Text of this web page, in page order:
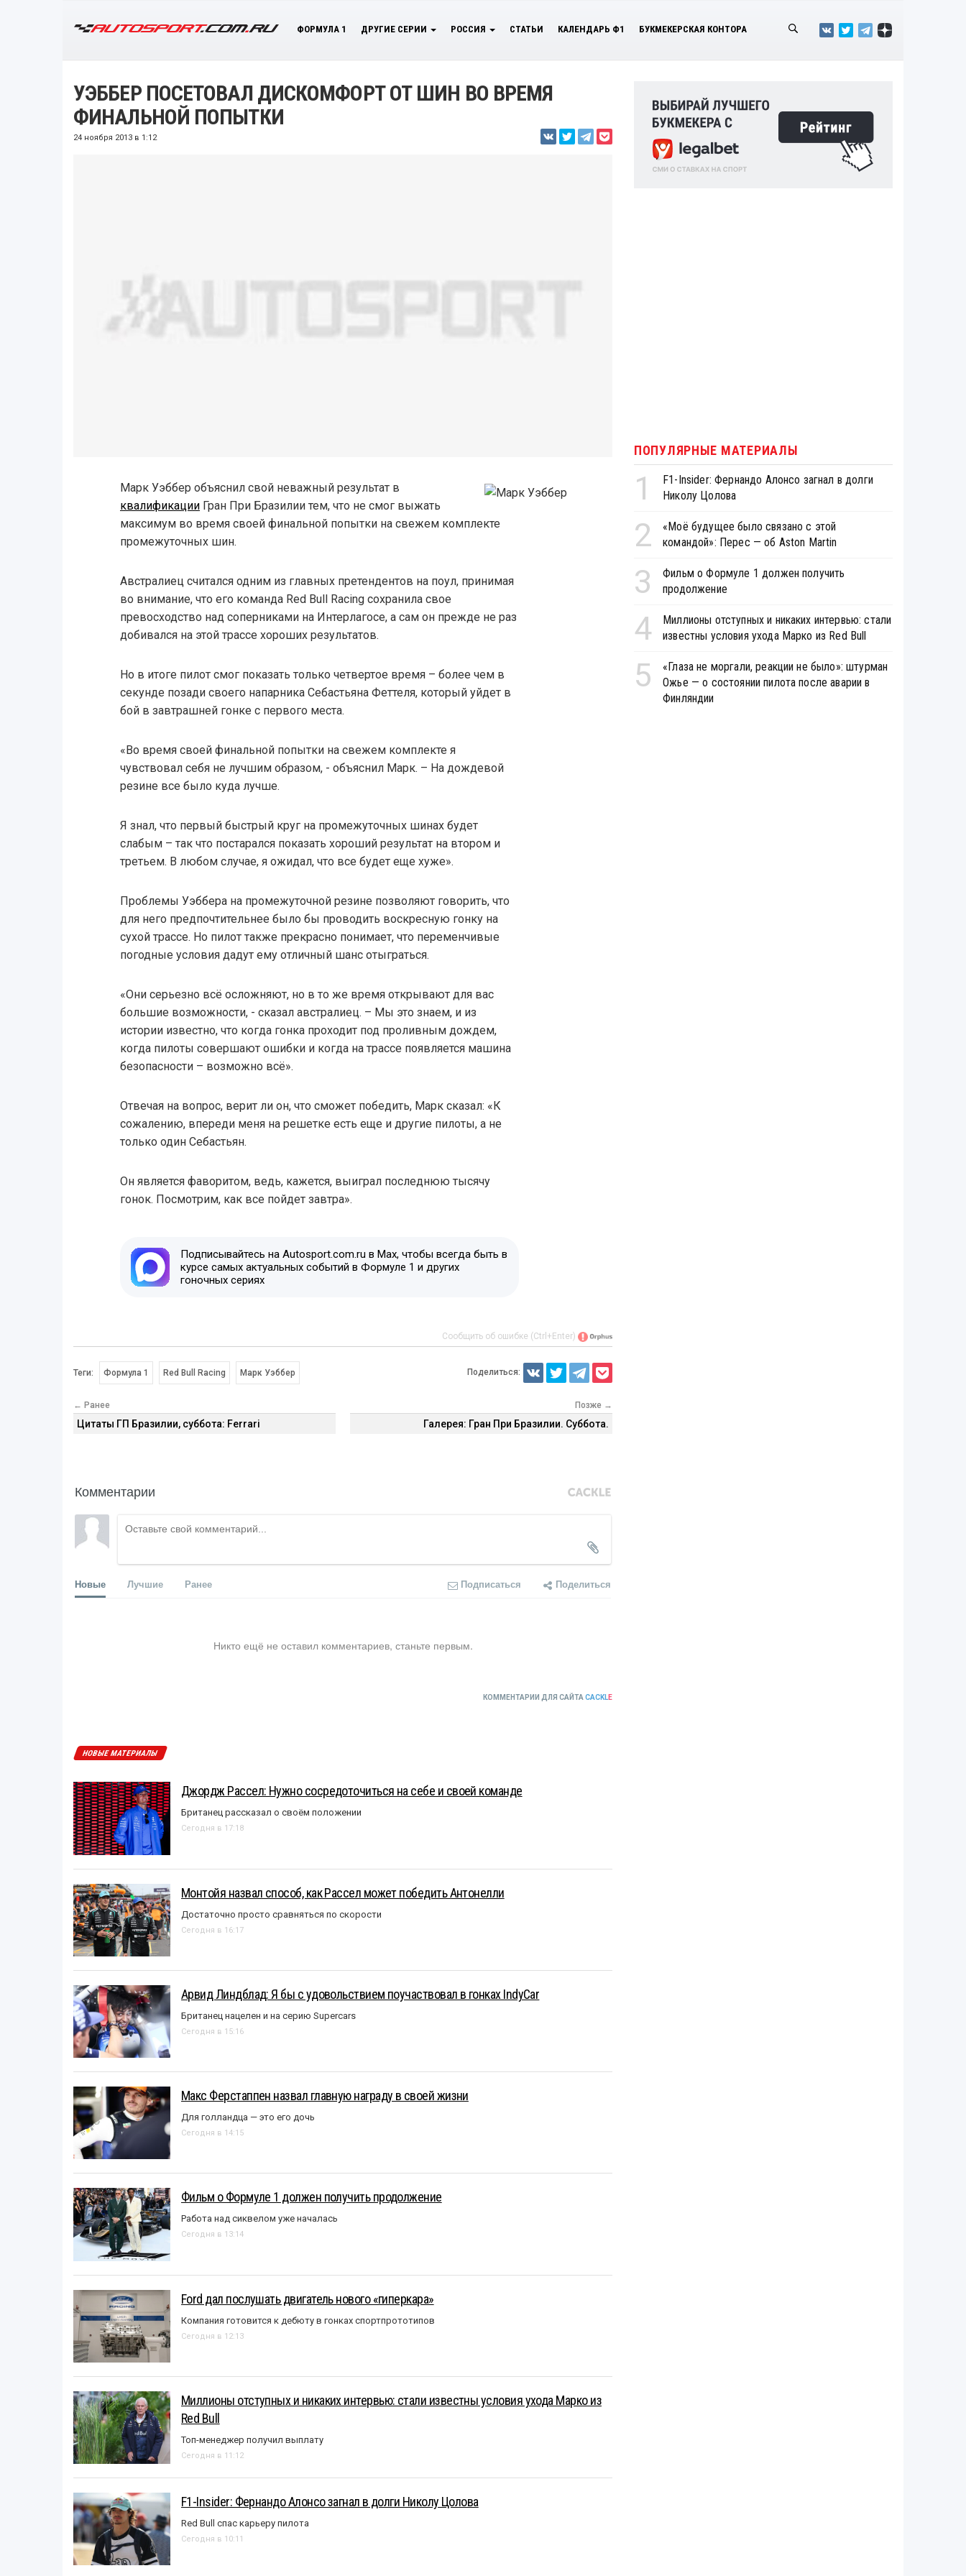
ФОРМУЛА 1 ДРУГИЕ СЕРИИ РОССИЯ СТАТЬИ КАЛЕНДАРЬ Ф1 БУКМЕКЕРСКАЯ КОНТОРА
УЭББЕР ПОСЕТОВАЛ ДИСКОМФОРТ ОТ ШИН ВО ВРЕМЯ
ФИНАЛЬНОЙ ПОПЫТКИ
24 ноября 2013 в 1:12
Марк Уэббер объяснил свой неважный результат в
квалификацииГран При Бразилии тем, что не смог выжать
максимум во время своей финальной попытки на свежем комплекте
промежуточных шин.
Австралиец считался одним из главных претендентов на поул, принимая
во внимание, что его команда Red Bull Racing сохранила свое
превосходство над соперниками на Интерлагосе, а сам он прежде не раз
добивался на этой трассе хороших результатов.
Но в итоге пилот смог показать только четвертое время – более чем в
секунде позади своего напарника Себастьяна Феттеля, который уйдет в
бой в завтрашней гонке с первого места.
«Во время своей финальной попытки на свежем комплекте я
чувствовал себя не лучшим образом, - объяснил Марк. – На дождевой
резине все было куда лучше.
Я знал, что первый быстрый круг на промежуточных шинах будет
слабым – так что постарался показать хороший результат на втором и
третьем. В любом случае, я ожидал, что все будет еще хуже».
Проблемы Уэббера на промежуточной резине позволяют говорить, что
для него предпочтительнее было бы проводить воскресную гонку на
сухой трассе. Но пилот также прекрасно понимает, что переменчивые
погодные условия дадут ему отличный шанс отыграться.
«Они серьезно всё осложняют, но в то же время открывают для вас
большие возможности, - сказал австралиец. – Мы это знаем, и из
истории известно, что когда гонка проходит под проливным дождем,
когда пилоты совершают ошибки и когда на трассе появляется машина
безопасности – возможно всё».
Отвечая на вопрос, верит ли он, что сможет победить, Марк сказал: «К
сожалению, впереди меня на решетке есть еще и другие пилоты, а не
только один Себастьян.
Он является фаворитом, ведь, кажется, выиграл последнюю тысячу
гонок. Посмотрим, как все пойдет завтра».
Подписывайтесь на Autosport.com.ru в Max, чтобы всегда быть в
курсе самых актуальных событий в Формуле 1 и других
гоночных сериях
Сообщить об ошибке (Ctrl+Enter)
Теги: Формула 1 Red Bull Racing Марк Уэббер Поделиться:
← Ранее
Цитаты ГП Бразилии, суббота: Ferrari
Позже →
Галерея: Гран При Бразилии. Суббота.
Комментарии
Новые Лучшие Ранее Подписаться Поделиться
Никто ещё не оставил комментариев, станьте первым.
КОММЕНТАРИИ ДЛЯ САЙТАCACKLE
НОВЫЕ МАТЕРИАЛЫ
Джордж Рассел: Нужно сосредоточиться на себе и своей команде
Британец рассказал о своём положении
Сегодня в 17:18
Монтойя назвал способ, как Рассел может победить Антонелли
Достаточно просто сравняться по скорости
Сегодня в 16:17
Арвид Линдблад: Я бы с удовольствием поучаствовал в гонках IndyCar
Британец нацелен и на серию Supercars
Сегодня в 15:16
Макс Ферстаппен назвал главную награду в своей жизни
Для голландца — это его дочь
Сегодня в 14:15
Фильм о Формуле 1 должен получить продолжение
Работа над сиквелом уже началась
Сегодня в 13:14
Ford дал послушать двигатель нового «гиперкара»
Компания готовится к дебюту в гонках спортпрототипов
Сегодня в 12:13
Миллионы отступных и никаких интервью: стали известны условия ухода Марко из
Red Bull
Топ-менеджер получил выплату
Сегодня в 11:12
F1-Insider: Фернандо Алонсо загнал в долги Николу Цолова
Red Bull спас карьеру пилота
Сегодня в 10:11
ПОПУЛЯРНЫЕ МАТЕРИАЛЫ
1
F1-Insider: Фернандо Алонсо загнал в долги
Николу Цолова
2
«Моё будущее было связано с этой
командой»: Перес — об Aston Martin
3
Фильм о Формуле 1 должен получить
продолжение
4
Миллионы отступных и никаких интервью: стали
известны условия ухода Марко из Red Bull
5
«Глаза не моргали, реакции не было»: штурман
Ожье — о состоянии пилота после аварии в
Финляндии